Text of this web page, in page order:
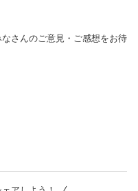
さんのご意見・ご感想をお待